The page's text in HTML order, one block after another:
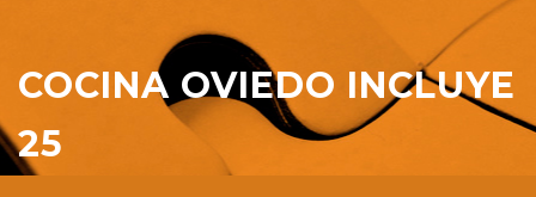
COCINA OVIEDO INCLUYE
25